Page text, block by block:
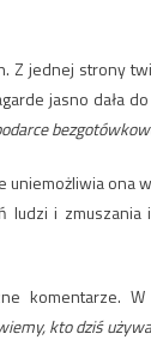
Z jednej strony
jasno dała
uniemożliwia
ludzi i
komentarze.
kto dziś